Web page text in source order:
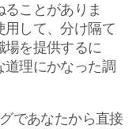
ことがありま
して、分け隔て
場を提供するに
理にかなった調
であなたから直接